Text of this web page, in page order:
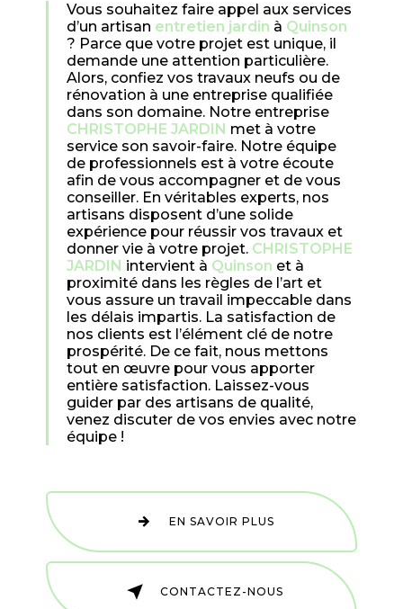
Vous souhaitez faire appel aux services
d’un artisan entretien jardin à Quinson
? Parce que votre projet est unique, il
demande une attention particulière.
Alors, confiez vos travaux neufs ou de
rénovation à une entreprise qualifiée
dans son domaine. Notre entreprise
CHRISTOPHE JARDIN met à votre
service son savoir-faire. Notre équipe
de professionnels est à votre écoute
afin de vous accompagner et de vous
conseiller. En véritables experts, nos
artisans disposent d’une solide
expérience pour réussir vos travaux et
donner vie à votre projet. CHRISTOPHE
JARDIN intervient à Quinson et à
proximité dans les règles de l’art et
vous assure un travail impeccable dans
les délais impartis. La satisfaction de
nos clients est l’élément clé de notre
prospérité. De ce fait, nous mettons
tout en œuvre pour vous apporter
entière satisfaction. Laissez-vous
guider par des artisans de qualité,
venez discuter de vos envies avec notre
équipe !
EN SAVOIR PLUS
CONTACTEZ-NOUS